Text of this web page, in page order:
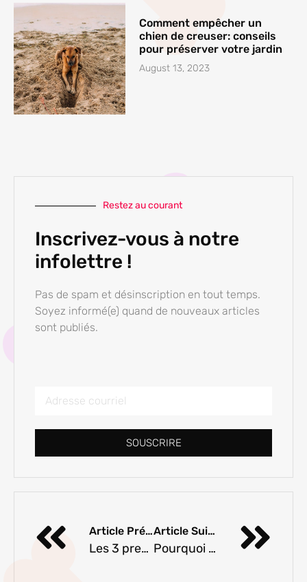
Comment empêcher un
chien de creuser: conseils
pour préserver votre jardin
August 13, 2023
Restez au courant
Inscrivez-vous à notre
infolettre !
Pas de spam et désinscription en tout temps.
Soyez informé(e) quand de nouveaux articles
sont publiés.
SOUSCRIRE
Article Précédent
Les 3 premiers mois avec votre nouveau chiot
Article Suivant
Pourquoi mon chien me lèche tout le temps ?